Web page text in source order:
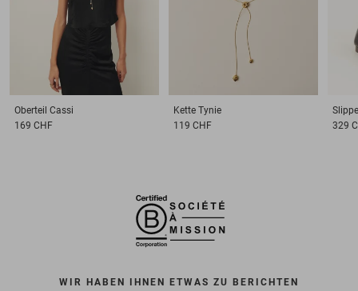
Oberteil Cassi
169 CHF
Kette Tynie
119 CHF
329
WIR HABEN IHNEN ETWAS ZU BERICHTEN